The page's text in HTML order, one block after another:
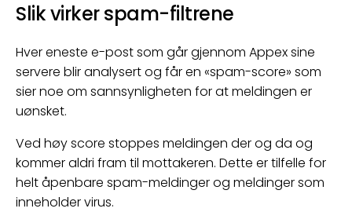
Slik virker spam-filtrene
Hver eneste e-post som går gjennom Appex sine
servere blir analysert og får en «spam-score» som
sier noe om sannsynligheten for at meldingen er
uønsket.
Ved høy score stoppes meldingen der og da og
kommer aldri fram til mottakeren. Dette er tilfelle for
helt åpenbare spam-meldinger og meldinger som
inneholder virus.